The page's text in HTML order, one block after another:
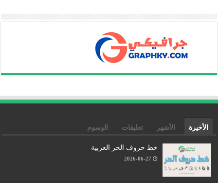
الأخيرة الأشهر تعليقات الوسوم
خط حروف الحر العربية
2026-06-27